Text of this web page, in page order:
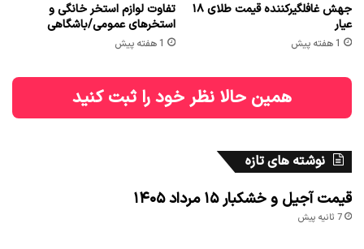
جهش غافلگیرکننده قیمت طلای ۱۸
عیار
1 هفته پیش
تفاوت لوازم استخر خانگی و
استخرهای عمومی/باشگاهی
1 هفته پیش
همین حالا نظر خود را ثبت کنید
نوشته های تازه
قیمت آجیل و خشکبار ۱۵ مرداد ۱۴۰۵
7 ثانیه پیش